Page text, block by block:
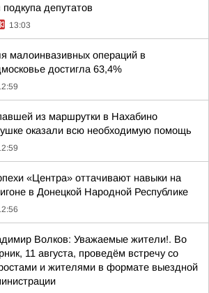
подкупа депутатов
13:03
малоинвазивных операций в
достигла 63,4%
из маршрутки в Нахабино
оказали всю необходимую помощь
«Центра» оттачивают навыки на
в Донецкой Народной Республике
Волков: Уважаемые жители!. Во
11 августа, проведём встречу со
и жителями в формате выездной